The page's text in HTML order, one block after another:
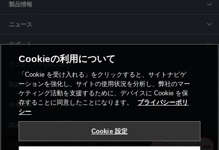
製品情報
ニュース
サポート
siyaku-blog
取扱いメーカー
事業所一覧
利用規約 プライバシーポリシー コーポレートサイト Cookie設定
Cookieの利用について
「Cookie を受け入れる」をクリックすると、サイトナビゲ
ーションを強化し、サイトの使用状況を分析し、弊社のマー
ケティング活動を支援するために、デバイスに Cookie を保
存することに同意したことになります。
プライバシーポリ
シー
Cookie 設定